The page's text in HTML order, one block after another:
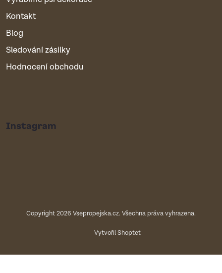
Kontakt
Blog
Sledování zásilky
Hodnocení obchodu
Instagram
Vytvořil Shoptet
Copyright 2026 Vsepropejska.cz. Všechna práva vyhrazena.